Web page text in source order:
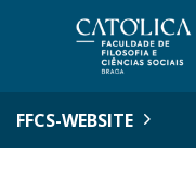
FFCS-WEBSITE